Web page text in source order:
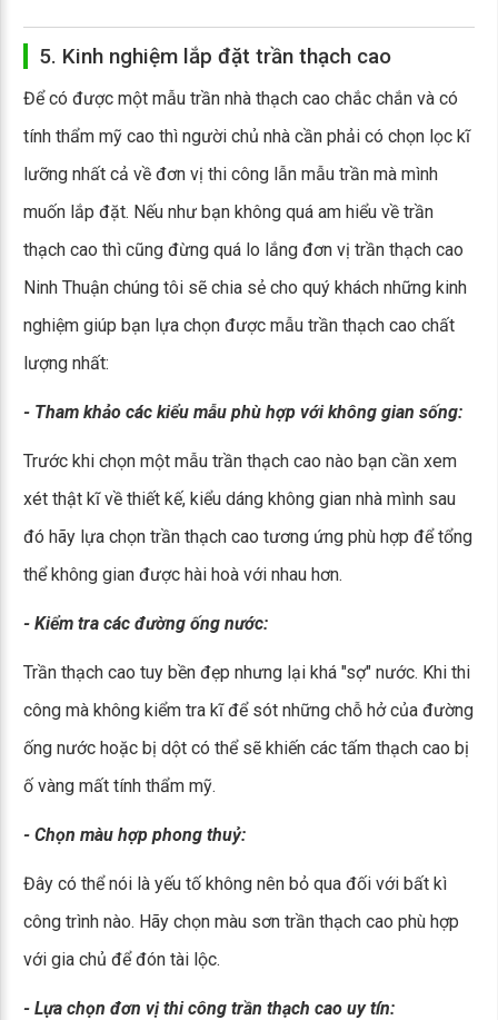
5. Kinh nghiệm lắp đặt trần thạch cao
Để có được một mẫu trần nhà thạch cao chắc chắn và có
tính thẩm mỹ cao thì người chủ nhà cần phải có chọn lọc kĩ
lưỡng nhất cả về đơn vị thi công lẫn mẫu trần mà mình
muốn lắp đặt. Nếu như bạn không quá am hiểu về trần
thạch cao thì cũng đừng quá lo lắng đơn vị trần thạch cao
Ninh Thuận chúng tôi sẽ chia sẻ cho quý khách những kinh
nghiệm giúp bạn lựa chọn được mẫu trần thạch cao chất
lượng nhất:
- Tham khảo các kiểu mẫu phù hợp với không gian sống:
Trước khi chọn một mẫu trần thạch cao nào bạn cần xem
xét thật kĩ về thiết kế, kiểu dáng không gian nhà mình sau
đó hãy lựa chọn trần thạch cao tương ứng phù hợp để tổng
thể không gian được hài hoà với nhau hơn.
- Kiểm tra các đường ống nước:
Trần thạch cao tuy bền đẹp nhưng lại khá "sợ" nước. Khi thi
công mà không kiểm tra kĩ để sót những chỗ hở của đường
ống nước hoặc bị dột có thể sẽ khiến các tấm thạch cao bị
ố vàng mất tính thẩm mỹ.
- Chọn màu hợp phong thuỷ:
Đây có thể nói là yếu tố không nên bỏ qua đối với bất kì
công trình nào. Hãy chọn màu sơn trần thạch cao phù hợp
với gia chủ để đón tài lộc.
- Lựa chọn đơn vị thi công trần thạch cao uy tín: